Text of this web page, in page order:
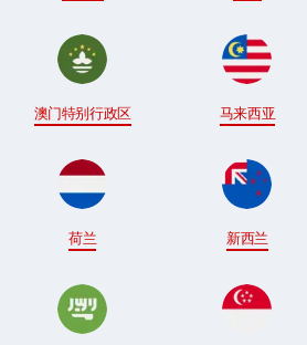
澳门特别行政区 马来西亚
荷兰 新西兰